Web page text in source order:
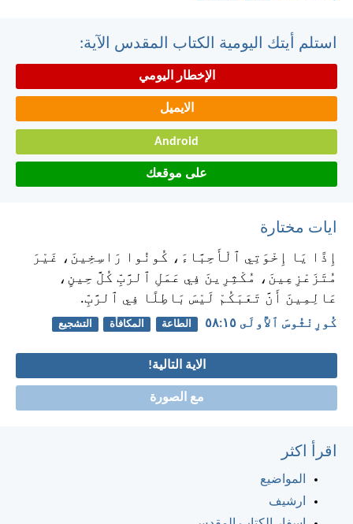
استلم أيتك اليومية الكتاب المقدس الآية:
الإخطار اليومي
الايميل
Android
على موقعك
ايات مختارة
إِذًا يَا إِخْوَتِي ٱلْأَحِبَّاءَ، كُونُوا رَاسِخِينَ، غَيْرَ
مُتَزَعْزِعِينَ، مُكْثِرِينَ فِي عَمَلِ ٱلرَّبِّ كُلَّ حِينٍ،
عَالِمِينَ أَنَّ تَعَبَكُمْ لَيْسَ بَاطِلًا فِي ٱلرَّبِّ.
كُورِنْثُوسَ ٱلأُولَى ١٥:‏٥٨ الطاعة المكافأة التشجيع
الاية التالية!
مع الصورة
اقرأ اكثر
المواضيع
ارشيف